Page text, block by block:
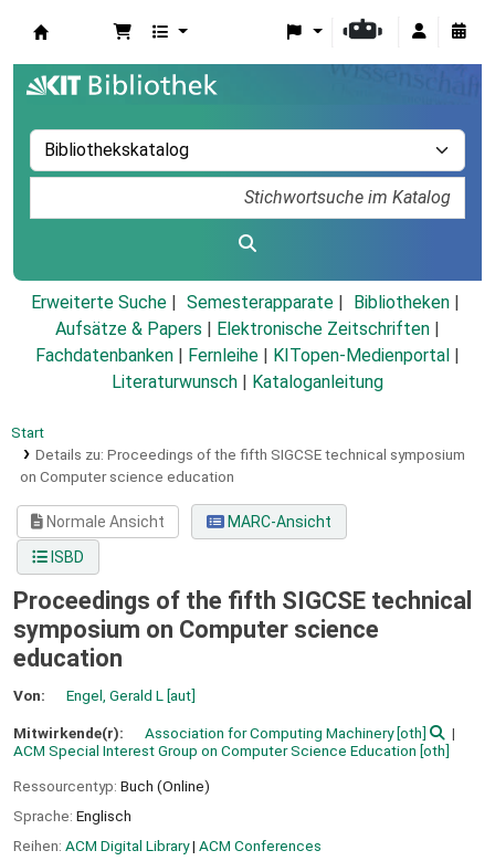
Erweiterte Suche Semesterapparate
Bibliotheken
Aufsätze & Papers
Elektronische Zeitschriften
Fachdatenbanken
Fernleihe KITopen-Medienportal
Literaturwunsch
Kataloganleitung
Start
Details zu: Proceedings of the fifth SIGCSE technical symposium
on Computer science education
Normale Ansicht
MARC-Ansicht
ISBD
Proceedings of the fifth SIGCSE technical
symposium on Computer science
education
Von: Engel, Gerald L [aut]
Mitwirkende(r): Association for Computing Machinery[oth]
ACM Special Interest Group on Computer Science Education [oth]
Ressourcentyp: Buch (Online)
Sprache: Englisch
Reihen: ACM Digital Library| ACM Conferences